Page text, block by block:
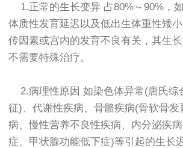
1.正常的生长变异 占80%～90%，如
体质性发育延迟以及低出生体重性矮
传因素或宫内的发育不良有关，其生长
不需要特殊治疗。
2.病理性原因 如染色体异常(唐氏综
征)、代谢性疾病、骨骼疾病(骨软骨发
病、慢性营养不良性疾病、内分泌疾
症、甲状腺功能低下症)等引起的生长